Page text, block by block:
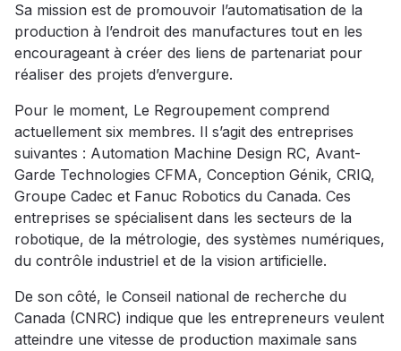
Sa mission est de promouvoir l’automatisation de la
production à l’endroit des manufactures tout en les
encourageant à créer des liens de partenariat pour
réaliser des projets d’envergure.
Pour le moment, Le Regroupement comprend
actuellement six membres. Il s’agit des entreprises
suivantes : Automation Machine Design RC, Avant-
Garde Technologies CFMA, Conception Génik, CRIQ,
Groupe Cadec et Fanuc Robotics du Canada. Ces
entreprises se spécialisent dans les secteurs de la
robotique, de la métrologie, des systèmes numériques,
du contrôle industriel et de la vision artificielle.
De son côté, le Conseil national de recherche du
Canada (CNRC) indique que les entrepreneurs veulent
atteindre une vitesse de production maximale sans